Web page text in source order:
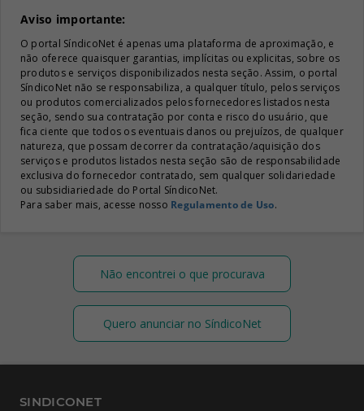
Aviso importante:
O portal SíndicoNet é apenas uma plataforma de aproximação, e
não oferece quaisquer garantias, implícitas ou explicitas, sobre os
produtos e serviços disponibilizados nesta seção. Assim, o portal
SíndicoNet não se responsabiliza, a qualquer título, pelos serviços
ou produtos comercializados pelos fornecedores listados nesta
seção, sendo sua contratação por conta e risco do usuário, que
fica ciente que todos os eventuais danos ou prejuízos, de qualquer
natureza, que possam decorrer da contratação/aquisição dos
serviços e produtos listados nesta seção são de responsabilidade
exclusiva do fornecedor contratado, sem qualquer solidariedade
ou subsidiariedade do Portal SíndicoNet.
Para saber mais, acesse nosso Regulamento de Uso.
Não encontrei o que procurava
Quero anunciar no SíndicoNet
SINDICONET